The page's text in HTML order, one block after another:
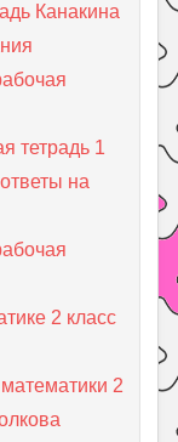
Канакина
тетрадь 1
на
2 класс
2